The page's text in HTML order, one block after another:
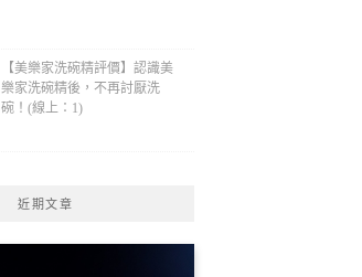
【美樂家洗碗精評價】認識美
樂家洗碗精後，不再討厭洗
碗！(線上：1)
近期文章